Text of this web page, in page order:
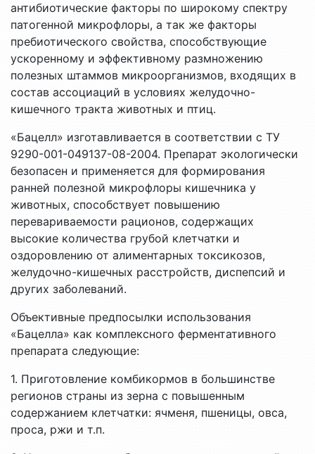
антибиотические факторы по широкому спектру
патогенной микрофлоры, а так же факторы
пребиотического свойства, способствующие
ускоренному и эффективному размножению
полезных штаммов микроорганизмов, входящих в
состав ассоциаций в условиях желудочно-
кишечного тракта животных и птиц.
«Бацелл» изготавливается в соответствии с ТУ
9290-001-049137-08-2004. Препарат экологически
безопасен и применяется для формирования
ранней полезной микрофлоры кишечника у
животных, способствует повышению
перевариваемости рационов, содержащих
высокие количества грубой клетчатки и
оздоровлению от алиментарных токсикозов,
желудочно-кишечных расстройств, диспепсий и
других заболеваний.
Объективные предпосылки использования
«Бацелла» как комплексного ферментативного
препарата следующие:
1. Приготовление комбикормов в большинстве
регионов страны из зерна с повышенным
содержанием клетчатки: ячменя, пшеницы, овса,
проса, ржи и т.п.